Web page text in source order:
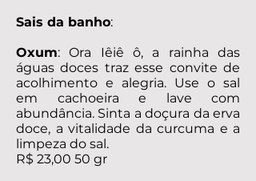
Sais da banho:
Oxum: Ora Iêiê ô, a rainha das
águas doces traz esse convite de
acolhimento e alegria. Use o sal
em cachoeira e lave com
abundância. Sinta a doçura da erva
doce, a vitalidade da curcuma e a
limpeza do sal.
R$ 23,00 50 gr